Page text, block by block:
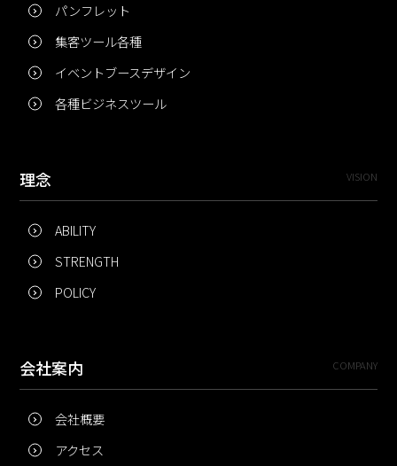
パンフレット
集客ツール各種
イベントブースデザイン
各種ビジネスツール
理念 VISION
ABILITY
STRENGTH
POLICY
会社案内 COMPANY
会社概要
アクセス